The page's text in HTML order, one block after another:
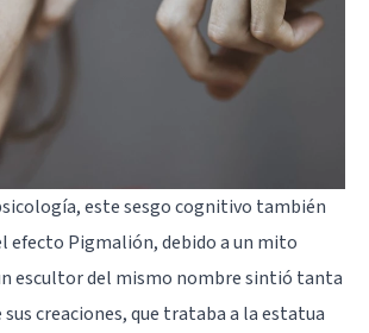
estesesgo cognitivo también
efecto Pigmalión, debido a un mito
escultor del mismo nombre sintió tanta
sus creaciones, que trataba a la estatua